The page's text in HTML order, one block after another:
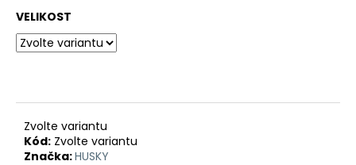
VELIKOST
Zvolte variantu
Kód: Zvolte variantu
Značka:HUSKY
D
o
r
u
č
u